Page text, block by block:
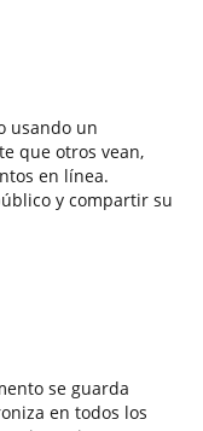
usando un
que otros vean,
en línea.
y compartir su
se guarda
en todos los